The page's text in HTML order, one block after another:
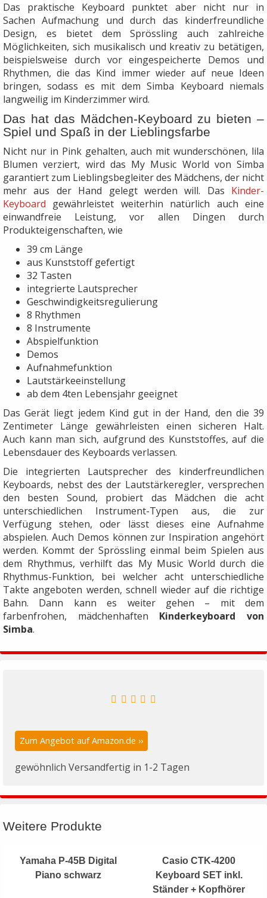
Das praktische Keyboard punktet aber nicht nur in
Sachen Aufmachung und durch das kinderfreundliche
Design, es bietet dem Sprössling auch zahlreiche
Möglichkeiten, sich musikalisch und kreativ zu betätigen,
beispielsweise durch vor eingespeicherte Demos und
Rhythmen, die das Kind immer wieder auf neue Ideen
bringen, sodass es mit dem Simba Keyboard niemals
langweilig im Kinderzimmer wird.
Das hat das Mädchen-Keyboard zu bieten –
Spiel und Spaß in der Lieblingsfarbe
Nicht nur in Pink gehalten, auch mit wunderschönen, lila
Blumen verziert, wird das My Music World von Simba
garantiert zum Lieblingsbegleiter des Mädchens, der nicht
mehr aus der Hand gelegt werden will. Das Kinder-
Keyboard gewährleistet weiterhin natürlich auch eine
einwandfreie Leistung, vor allen Dingen durch
Produkteigenschaften, wie
39 cm Länge
aus Kunststoff gefertigt
32 Tasten
integrierte Lautsprecher
Geschwindigkeitsregulierung
8 Rhythmen
8 Instrumente
Abspielfunktion
Demos
Aufnahmefunktion
Lautstärkeeinstellung
ab dem 4ten Lebensjahr geeignet
Das Gerät liegt jedem Kind gut in der Hand, den die 39
Zentimeter Länge gewährleisten einen sicheren Halt.
Auch kann man sich, aufgrund des Kunststoffes, auf die
Lebensdauer des Keyboards verlassen.
Die integrierten Lautsprecher des kinderfreundlichen
Keyboards, nebst des der Lautstärkeregler, versprechen
den besten Sound, probiert das Mädchen die acht
unterschiedlichen Instrument-Typen aus, die zur
Verfügung stehen, oder lässt dieses eine Aufnahme
abspielen. Auch Demos können zur Inspiration angehört
werden. Kommt der Sprössling einmal beim Spielen aus
dem Rhythmus, verhilft das My Music World durch die
Rhythmus-Funktion, bei welcher acht unterschiedliche
Takte angeboten werden, schnell wieder auf die richtige
Bahn. Dann kann es weiter gehen – mit dem
farbenfrohen, mädchenhaften Kinderkeyboard von
Simba.
Zum Angebot auf Amazon.de ››
gewöhnlich Versandfertig in 1-2 Tagen
Weitere Produkte
Yamaha P-45B Digital
Piano schwarz
Casio CTK-4200
Keyboard SET inkl.
Ständer + Kopfhörer